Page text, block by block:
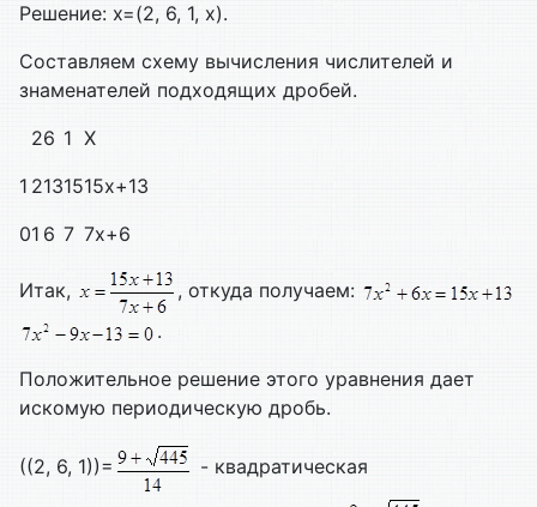
Решение: x=(2, 6, 1, x).
Составляем схему вычисления числителей и
знаменателей подходящих дробей.
26 1 X
1 2131515x+13
01 6 7 7x+6
Итак,
, откуда получаем:
.
Положительное решение этого уравнения дает
искомую периодическую дробь.
((2, 6, 1))= - квадратическая